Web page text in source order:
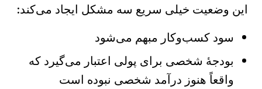
این وضعیت خیلی سریع سه مشکل ایجاد می‌کند:
سود کسب‌وکار مبهم می‌شود
بودجهٔ شخصی برای پولی اعتبار می‌گیرد که
واقعاً هنوز درآمد شخصی نبوده است